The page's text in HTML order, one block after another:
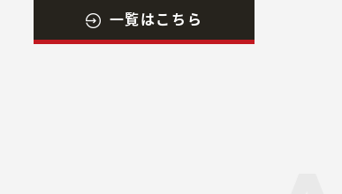
一覧はこちら